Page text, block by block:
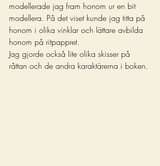
modellerade jag fram honom ur en bit
modellera. På det viset kunde jag titta på
honom i olika vinklar och lättare avbilda
honom på ritpappret.
Jag gjorde också lite olika skisser på
råttan och de andra karaktärerna i boken.